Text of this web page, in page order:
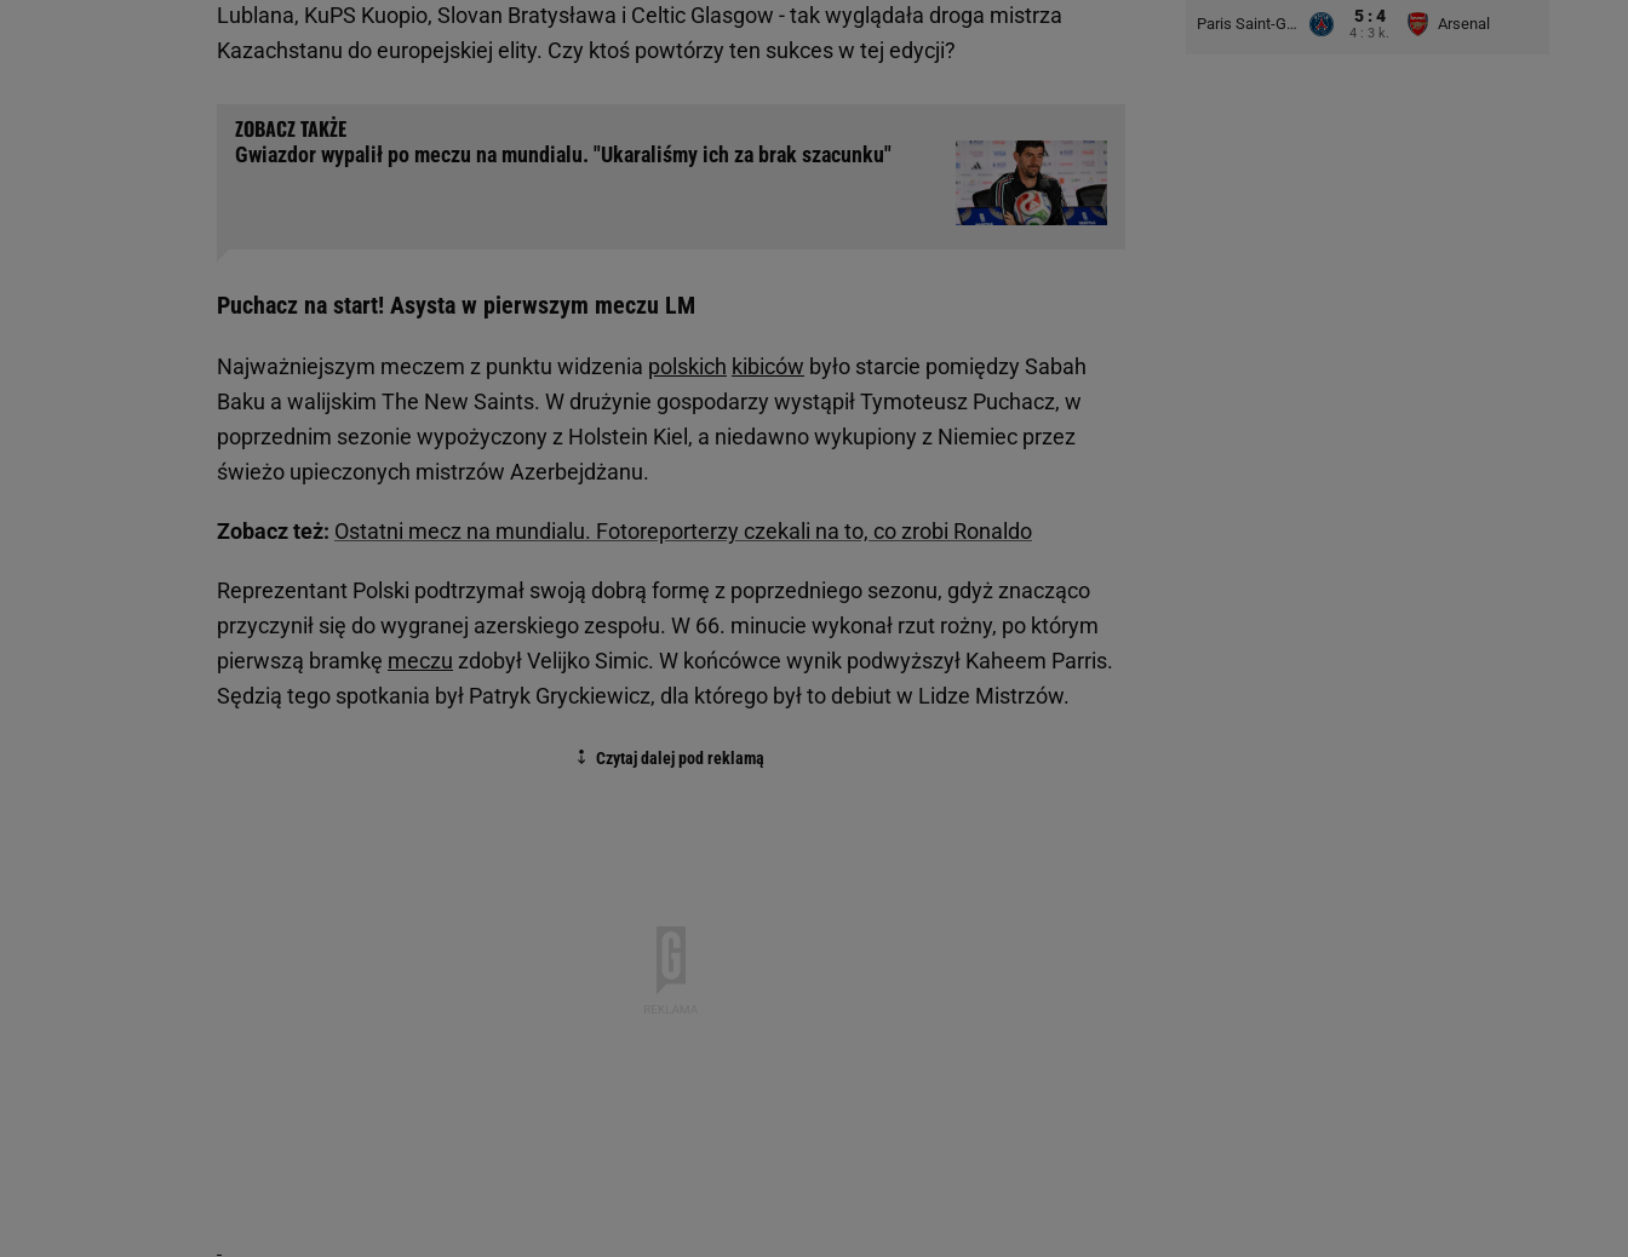
Lublana, KuPS Kuopio, Slovan Bratysława i Celtic Glasgow - tak wyglądała droga mistrza
Kazachstanu do europejskiej elity. Czy ktoś powtórzy ten sukces w tej edycji?
Gwiazdor wypalił po meczu na mundialu. "Ukaraliśmy ich za brak szacunku"
Puchacz na start! Asysta w pierwszym meczu LM
Najważniejszym meczem z punktu widzenia polskich kibiców było starcie pomiędzy Sabah
Baku a walijskim The New Saints. W drużynie gospodarzy wystąpił Tymoteusz Puchacz, w
poprzednim sezonie wypożyczony z Holstein Kiel, a niedawno wykupiony z Niemiec przez
świeżo upieczonych mistrzów Azerbejdżanu.
Zobacz też: Ostatni mecz na mundialu. Fotoreporterzy czekali na to, co zrobi Ronaldo
Reprezentant Polski podtrzymał swoją dobrą formę z poprzedniego sezonu, gdyż znacząco
przyczynił się do wygranej azerskiego zespołu. W 66. minucie wykonał rzut rożny, po którym
pierwszą bramkę meczu zdobył Velijko Simic. W końcówce wynik podwyższył Kaheem Parris.
Sędzią tego spotkania był Patryk Gryckiewicz, dla którego był to debiut w Lidze Mistrzów.
Paris Saint-Germain 5 : 4
4 : 3 k.
Arsenal